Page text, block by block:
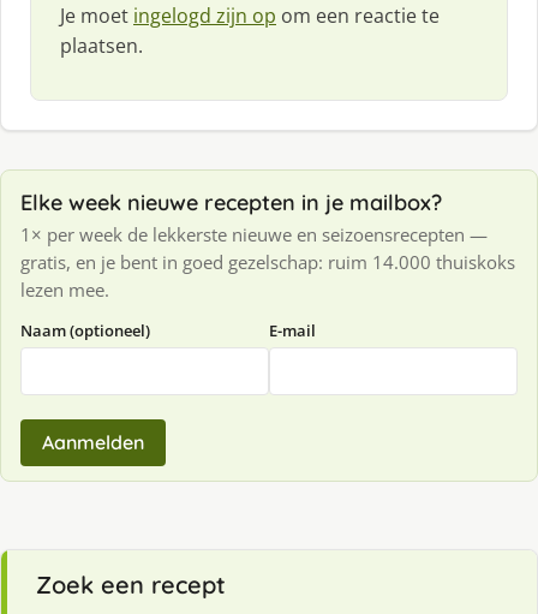
Je moet ingelogd zijn op om een reactie te
plaatsen.
Elke week nieuwe recepten in je mailbox?
1× per week de lekkerste nieuwe en seizoensrecepten —
gratis, en je bent in goed gezelschap: ruim 14.000 thuiskoks
lezen mee.
Naam (optioneel) E-mail
Aanmelden
Zoek een recept